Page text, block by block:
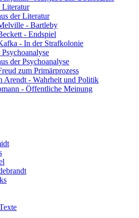
Literatur
der Literatur
- Bartleby
- Endspiel
- In der Strafkolonie
Psychoanalyse
der Psychoanalyse
zum Primärprozess
Arendt - Wahrheit und Politik
- Öffentliche Meinung